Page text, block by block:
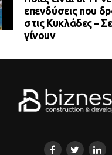
επενδύσεις που
στις Κυκλάδες –
γίνουν